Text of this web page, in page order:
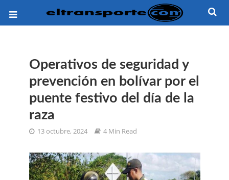
Operativos de seguridad y
prevención en bolívar por el
puente festivo del día de la
raza
13 octubre, 2024 4 Min Read